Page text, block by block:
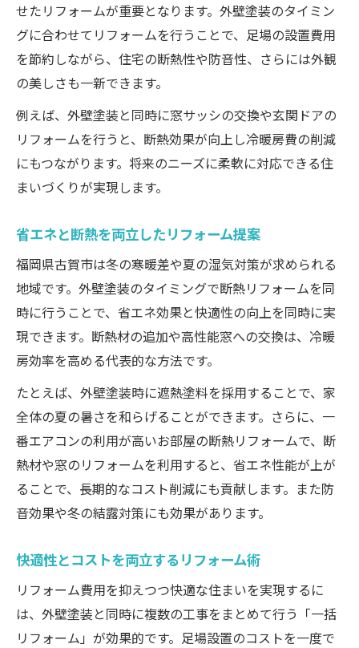
せたリフォームが重要となります。外壁塗装のタイミン
グに合わせてリフォームを行うことで、足場の設置費用
を節約しながら、住宅の断熱性や防音性、さらには外観
の美しさも一新できます。
例えば、外壁塗装と同時に窓サッシの交換や玄関ドアの
リフォームを行うと、断熱効果が向上し冷暖房費の削減
にもつながります。将来のニーズに柔軟に対応できる住
まいづくりが実現します。
省エネと断熱を両立したリフォーム提案
福岡県古賀市は冬の寒暖差や夏の湿気対策が求められる
地域です。外壁塗装のタイミングで断熱リフォームを同
時に行うことで、省エネ効果と快適性の向上を同時に実
現できます。断熱材の追加や高性能窓への交換は、冷暖
房効率を高める代表的な方法です。
たとえば、外壁塗装時に遮熱塗料を採用することで、家
全体の夏の暑さを和らげることができます。さらに、一
番エアコンの利用が高いお部屋の断熱リフォームで、断
熱材や窓のリフォームを利用すると、省エネ性能が上が
ることで、長期的なコスト削減にも貢献します。また防
音効果や冬の結露対策にも効果があります。
快適性とコストを両立するリフォーム術
リフォーム費用を抑えつつ快適な住まいを実現するに
は、外壁塗装と同時に複数の工事をまとめて行う「一括
リフォーム」が効果的です。足場設置のコストを一度で